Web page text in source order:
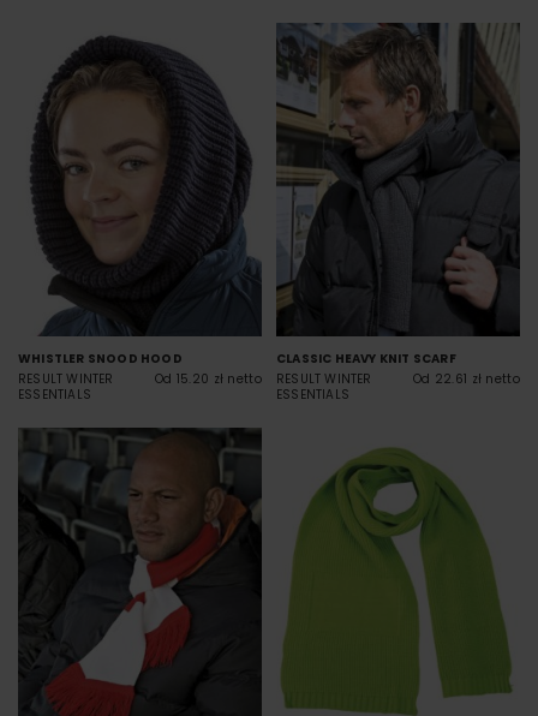
WHISTLER SNOOD HOOD
RESULT WINTER
ESSENTIALS
Od 15.20 zł netto
CLASSIC HEAVY KNIT SCARF
RESULT WINTER
ESSENTIALS
Od 22.61 zł netto